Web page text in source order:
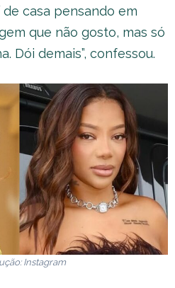
casa pensando em
que não gosto, mas só
Dói demais”, confessou.
Instagram